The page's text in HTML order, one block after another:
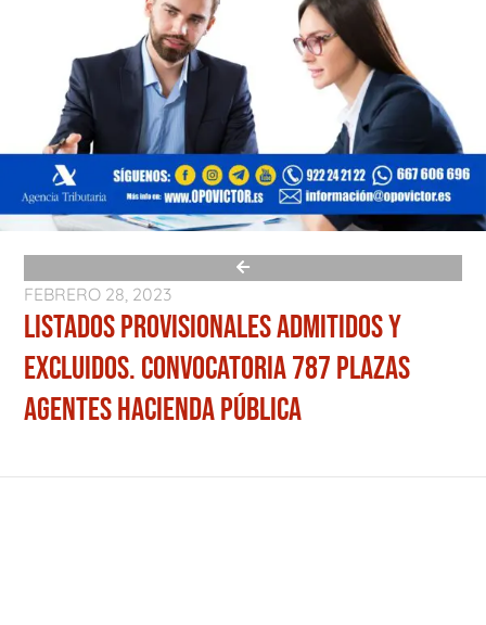
FEBRERO 28, 2023
LISTADOS PROVISIONALES ADMITIDOS Y
EXCLUIDOS. CONVOCATORIA 787 PLAZAS
AGENTES HACIENDA PÚBLICA